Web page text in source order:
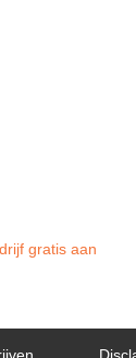
gratis aan